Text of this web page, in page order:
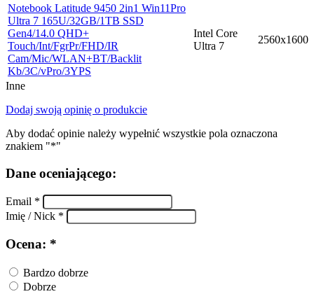
Notebook Latitude 9450 2in1 Win11Pro
Ultra 7 165U/32GB/1TB SSD
Gen4/14.0 QHD+
Touch/Int/FgrPr/FHD/IR
Cam/Mic/WLAN+BT/Backlit
Kb/3C/vPro/3YPS
Intel Core
Ultra 7
2560x1600
Inne
Dodaj swoją opinię o produkcie
Aby dodać opinie należy wypełnić wszystkie pola oznaczona
znakiem "*"
Dane oceniającego:
Email *
Imię / Nick *
Ocena: *
Bardzo dobrze
Dobrze